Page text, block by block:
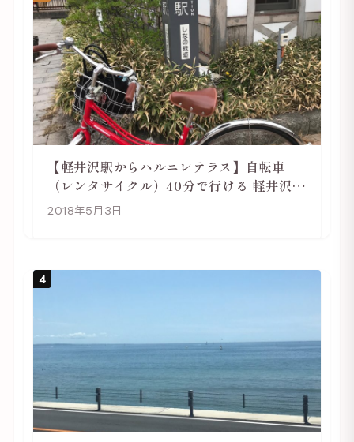
【軽井沢駅からハルニレテラス】自転車
（レンタサイクル）40分で行ける 軽井沢旅
行は自転車利用がおススメ
2018年5月3日
4